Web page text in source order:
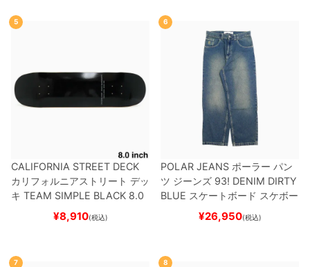
ー
5
CALIFORNIA STREET DECK
カリフォルニアストリート デッ
キ TEAM SIMPLE BLACK 8.0
ブランク（BBS / GENERATO
スケートボード スケボー
¥8,910(税込)
6
POLAR JEANS ポーラー パン
ツ ジーンズ 93! DENIM DIRTY
BLUE スケートボード スケボー
¥26,950(税込)
7 8